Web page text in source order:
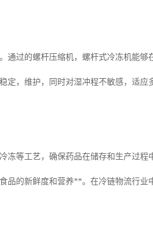
通过的螺杆压缩机，螺杆式冷冻机能
定，维护，同时对湿冲程不敏感，适
冻等工艺，确保药品在储存和生产过
品的新鲜度和营养**。在冷链物流行业